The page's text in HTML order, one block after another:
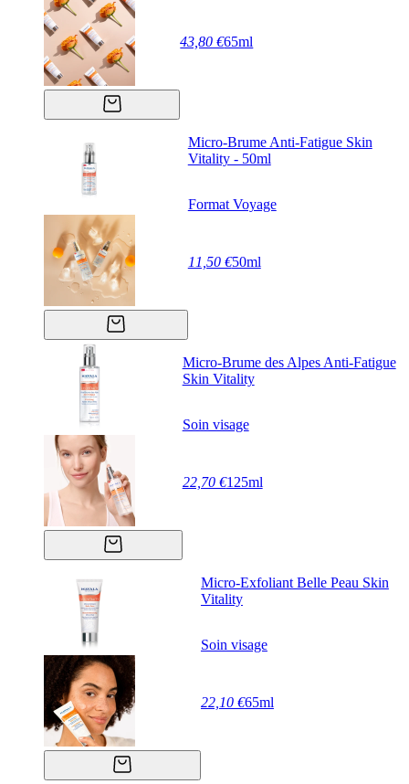
43,80 €65ml
Micro-Brume Anti-Fatigue Skin
Vitality - 50ml
Format Voyage
11,50 €50ml
Micro-Brume des Alpes Anti-Fatigue
Skin Vitality
Soin visage
22,70 €125ml
Micro-Exfoliant Belle Peau Skin
Vitality
Soin visage
22,10 €65ml